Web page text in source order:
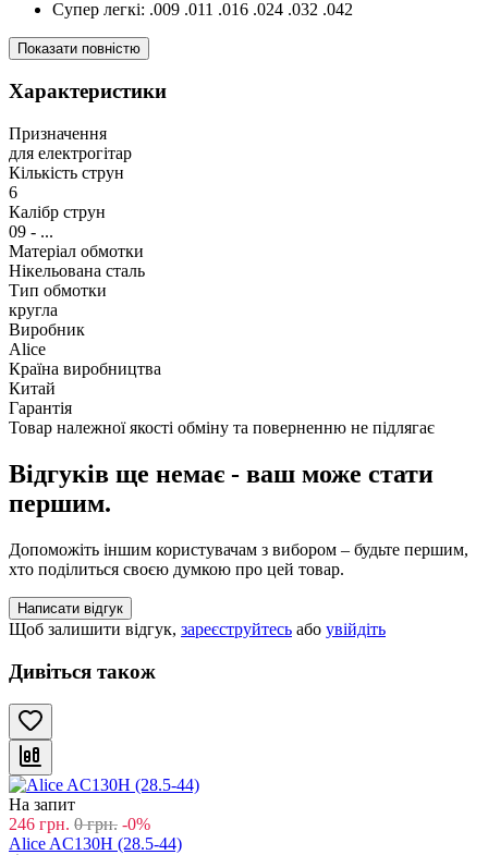
Супер легкі: .009 .011 .016 .024 .032 .042
Показати повністю
Характеристики
Призначення
для електрогітар
Кількість струн
6
Калібр струн
09 - ...
Матеріал обмотки
Нікельована сталь
Тип обмотки
кругла
Виробник
Alice
Країна виробництва
Китай
Гарантія
Товар належної якості обміну та поверненню не підлягає
Відгуків ще немає - ваш може стати
першим.
Допоможіть іншим користувачам з вибором – будьте першим,
хто поділиться своєю думкою про цей товар.
Написати відгук
Щоб залишити відгук, зареєструйтесь або увійдіть
Дивіться також
На запит
246 грн. 0 грн. -0%
Alice AC130H (28.5-44)